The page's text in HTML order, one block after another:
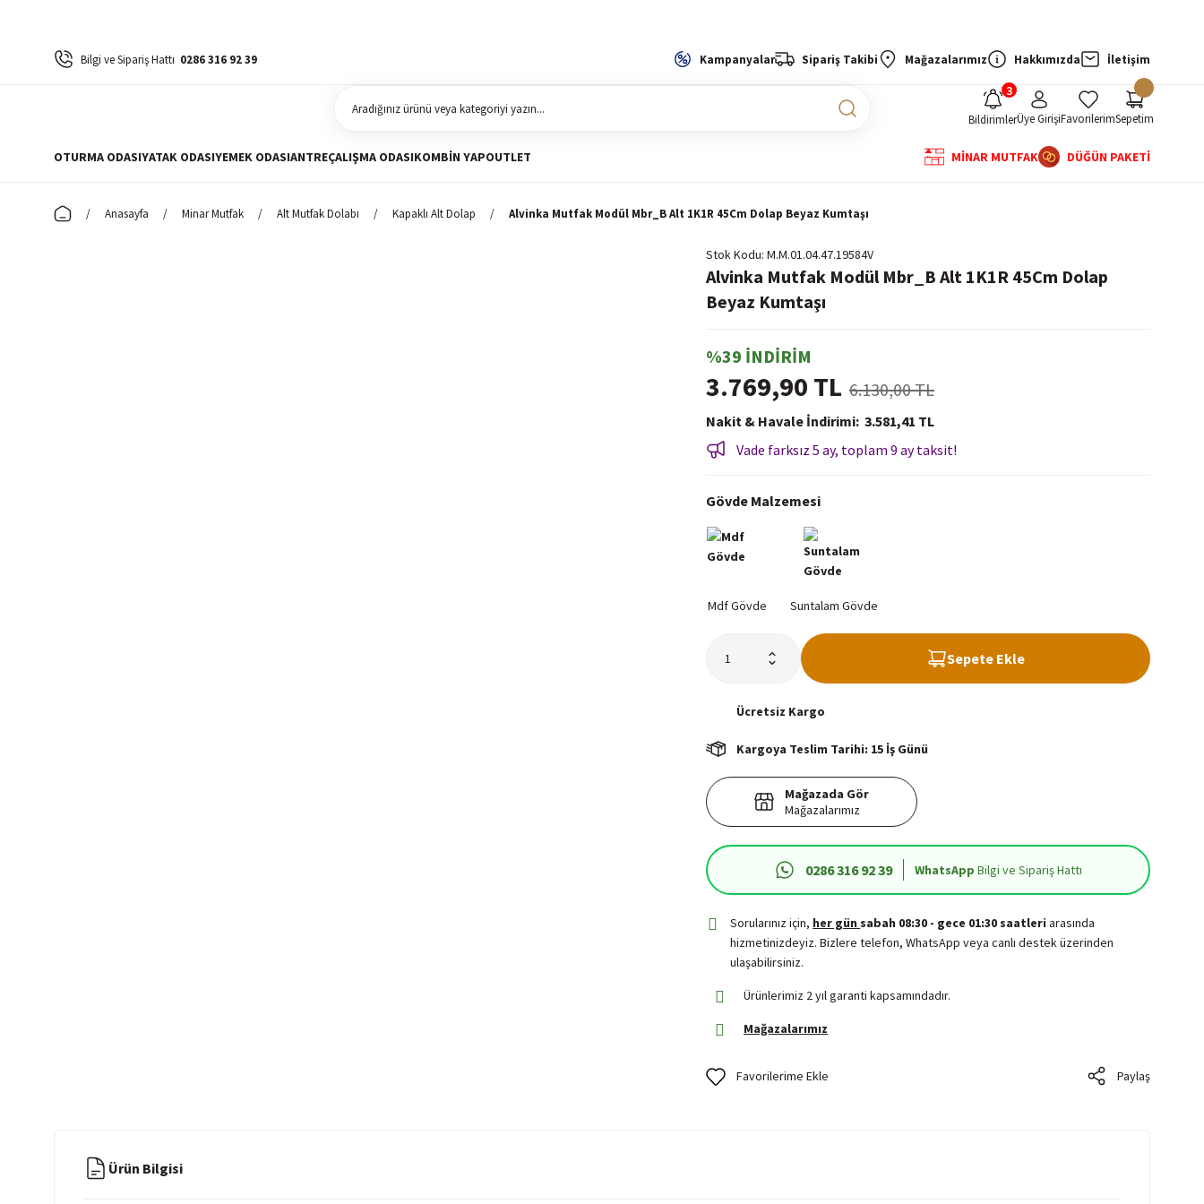
Bilgi ve Sipariş Hattı 0286 316 92 39 Kampanyalar Sipariş Takibi Mağazalarımız Hakkımızda İletişim
BildirimlerÜye GirişiFavorilerimSepetim
OTURMA ODASIYATAK ODASIYEMEK ODASIANTREÇALIŞMA ODASIKOMBIN YAPOUTLET MİNAR MUTFAK DÜĞÜN PAKETİ
Anasayfa Minar Mutfak Alt Mutfak Dolabı Kapaklı Alt Dolap Alvinka Mutfak Modül Mbr_B Alt 1K1R 45Cm Dolap Beyaz Kumtaşı
Stok Kodu M.M.01.04.47.19584V
Alvinka Mutfak Modül Mbr_B Alt 1K1R 45Cm Dolap
Beyaz Kumtaşı
%39 İNDİRİM
3.769,90 TL 6.130,00 TL
Nakit & Havale İndirimi 3.581,41 TL
Vade farksız 5 ay, toplam 9 ay taksit!
Gövde Malzemesi
Sepete Ekle
Ücretsiz Kargo
Kargoya Teslim Tarihi: 15 İş Günü
Mağazada Gör
Mağazalarımız
0286 316 92 39 WhatsApp Bilgi ve Sipariş Hattı
Sorularınız için, her gün sabah 08:30 - gece 01:30 saatleriarasında
hizmetinizdeyiz. Bizlere telefon, WhatsApp veya canlı destek üzerinden
ulaşabilirsiniz.
Ürünlerimiz 2 yıl garanti kapsamındadır.
Mağazalarımız
Paylaş
Ürün Bilgisi